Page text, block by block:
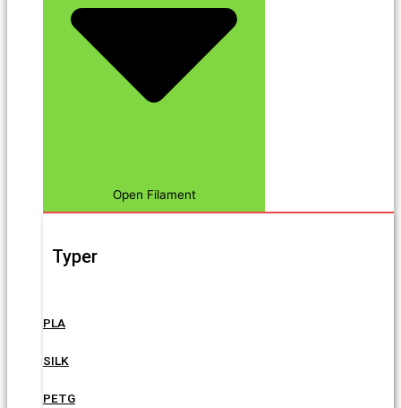
Open Filament
Typer
PLA
SILK
PETG